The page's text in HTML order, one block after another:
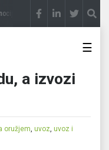
potencijal pretvara u destinaciju
☰
a izvozi
oružjem,uvoz,uvoz i